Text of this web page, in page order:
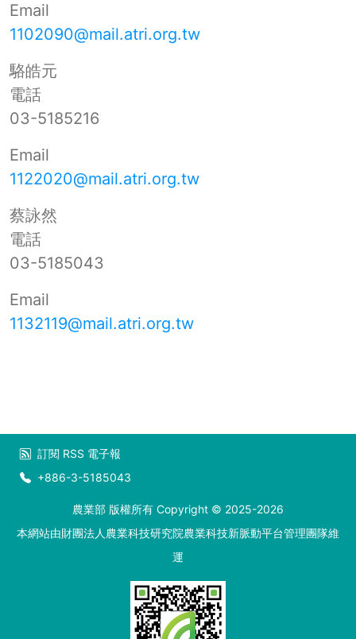
Email
1102090@mail.atri.org.tw
駱皓元
電話
03-5185216
Email
1122020@mail.atri.org.tw
蔡詠然
電話
03-5185043
Email
1132119@mail.atri.org.tw
訂閱 RSS 電子報
+886-3-5185043
農業部 版權所有 Copyright © 2025-2026
本網站由財團法人農業科技研究院農業科技新脈動平台管理團隊維
運